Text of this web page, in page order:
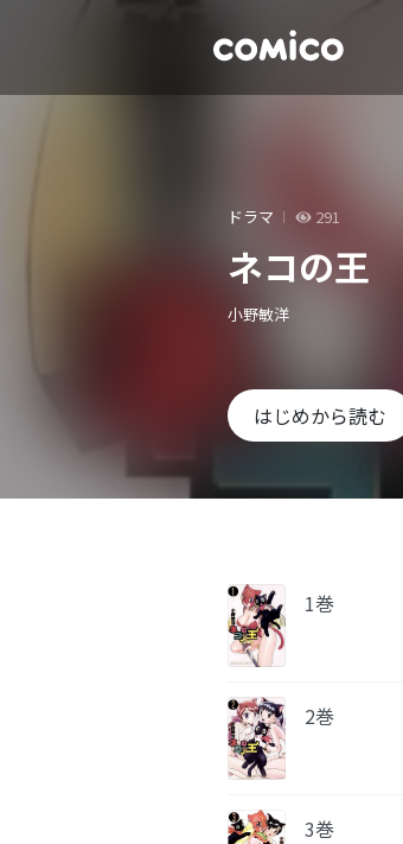
ドラマ 291
ネコの王
小野敏洋
はじめから読む
1巻
2巻
3巻